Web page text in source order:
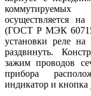
коммутируемых
осуществляется
(ГОСТ Р МЭК
установки реле
раздвинуть.
зажим проводов
прибора
индикатор и кнопка